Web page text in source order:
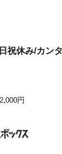
祝休み/カン
円